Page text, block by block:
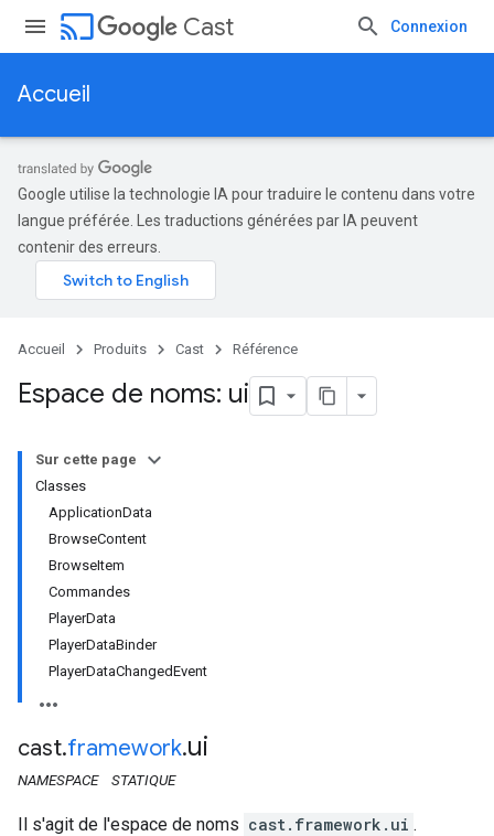
cast Cast Connexion
Accueil
Google utilise la technologie IA pour traduire le contenu dans votre
langue préférée. Les traductions générées par IA peuvent
contenir des erreurs.
Accueil Produits Cast Référence
Espace de noms: ui
Sur cette page
Classes
ApplicationData
BrowseContent
BrowseItem
Commandes
PlayerData
PlayerDataBinder
PlayerDataChangedEvent
cast.framework.ui
NAMESPACE STATIQUE
Il s'agit de l'espace de noms cast.framework.ui .